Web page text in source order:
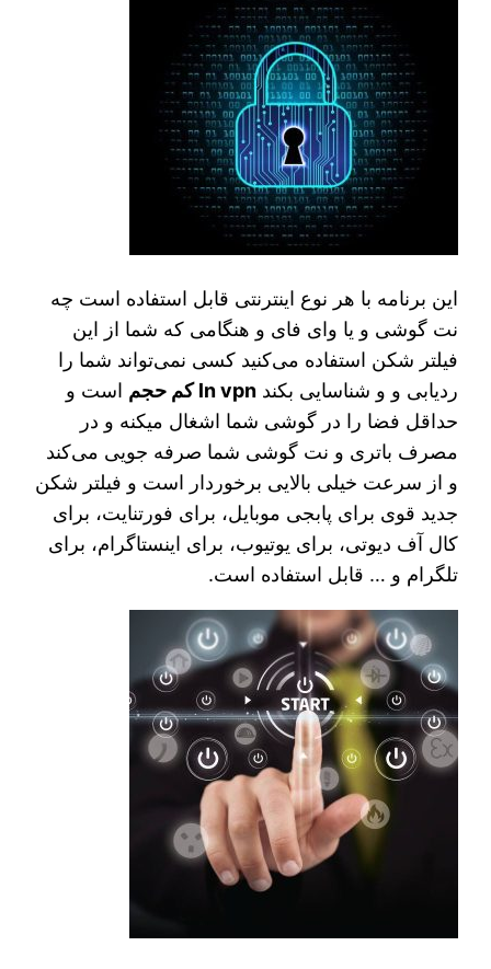
این برنامه با هر نوع اینترنتی قابل استفاده است چه
نت گوشی و یا وای فای و هنگامی که شما از این
فیلتر شکن استفاده می‌کنید کسی نمی‌تواند شما را
ردیابی و و شناسایی بکندln vpn کم حجم
است و
حداقل فضا را در گوشی شما اشغال میکنه و در
مصرف باتری و نت گوشی شما صرفه جویی می‌کند
و از سرعت خیلی بالایی برخوردار است و فیلتر شکن
جدید قوی برای پابجی موبایل، برای فورتنایت، برای
کال آف دیوتی، برای یوتیوب، برای اینستاگرام، برای
تلگرام و … قابل استفاده است.